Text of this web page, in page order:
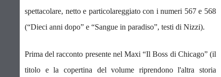
spettacolare, netto e particolareggiato con i numeri 567 e 568
(“Dieci anni dopo” e “Sangue in paradiso”, testi di Nizzi).
Prima del racconto presente nel Maxi “Il Boss di Chicago” (il
titolo e la copertina del volume riprendono l'altra storia